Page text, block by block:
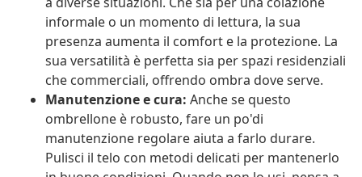
informale o un momento di lettura, la sua
presenza aumenta il comfort e la protezione. La
sua versatilità è perfetta sia per spazi residenziali
che commerciali, offrendo ombra dove serve.
Manutenzione e cura: Anche se questo
ombrellone è robusto, fare un po'di
manutenzione regolare aiuta a farlo durare.
Pulisci il telo con metodi delicati per mantenerlo